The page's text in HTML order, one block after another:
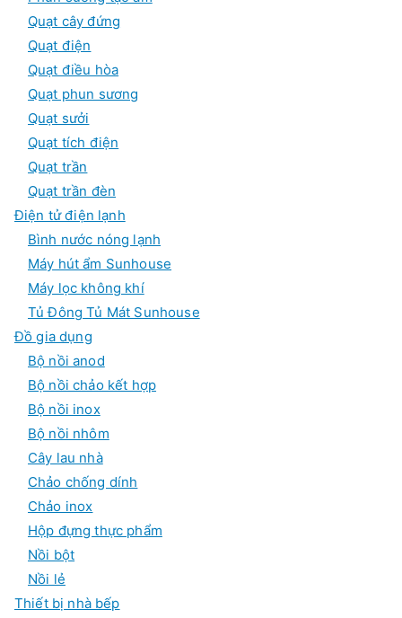
Quạt cây đứng
Quạt điện
Quạt điều hòa
Quạt phun sương
Quạt sưởi
Quạt tích điện
Quạt trần
Quạt trần đèn
Điện tử điện lạnh
Bình nước nóng lạnh
Máy hút ẩm Sunhouse
Máy lọc không khí
Tủ Đông Tủ Mát Sunhouse
Đồ gia dụng
Bộ nồi anod
Bộ nồi chảo kết hợp
Bộ nồi inox
Bộ nồi nhôm
Cây lau nhà
Chảo chống dính
Chảo inox
Hộp đựng thực phẩm
Nồi bột
Nồi lẻ
Thiết bị nhà bếp